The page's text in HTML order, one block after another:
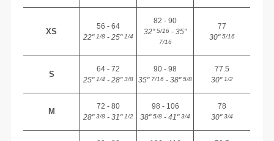
XS
56 - 64
22"1/8 - 25"1/4
82 - 90
32"5/16 - 35"
7/16
77
30"5/16
S
64 - 72
25"1/4 - 28"3/8
90 - 98
35"7/16 - 38"5/8
77.5
30"1/2
M
72 - 80
28"3/8 - 31"1/2
98 - 106
38"5/8 - 41"3/4
78
30"3/4